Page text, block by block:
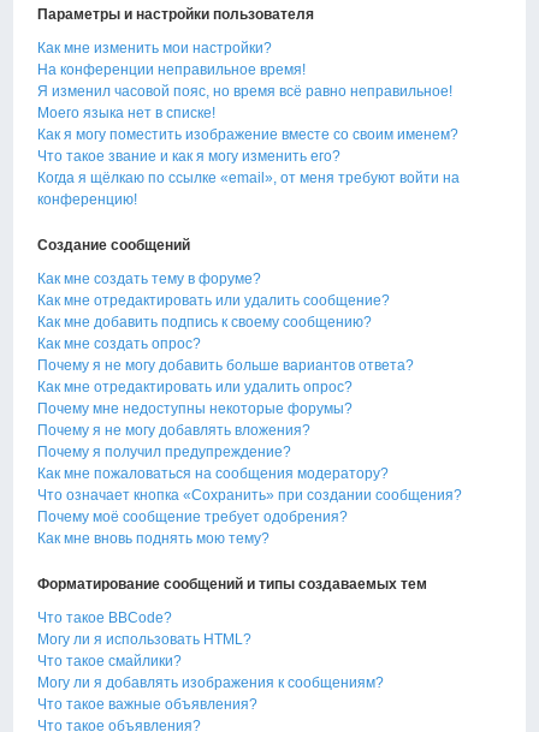
Параметры и настройки пользователя
Как мне изменить мои настройки?
На конференции неправильное время!
Я изменил часовой пояс, но время всё равно неправильное!
Моего языка нет в списке!
Как я могу поместить изображение вместе со своим именем?
Что такое звание и как я могу изменить его?
Когда я щёлкаю по ссылке «email», от меня требуют войти на
конференцию!
Создание сообщений
Как мне создать тему в форуме?
Как мне отредактировать или удалить сообщение?
Как мне добавить подпись к своему сообщению?
Как мне создать опрос?
Почему я не могу добавить больше вариантов ответа?
Как мне отредактировать или удалить опрос?
Почему мне недоступны некоторые форумы?
Почему я не могу добавлять вложения?
Почему я получил предупреждение?
Как мне пожаловаться на сообщения модератору?
Что означает кнопка «Сохранить» при создании сообщения?
Почему моё сообщение требует одобрения?
Как мне вновь поднять мою тему?
Форматирование сообщений и типы создаваемых тем
Что такое BBCode?
Могу ли я использовать HTML?
Что такое смайлики?
Могу ли я добавлять изображения к сообщениям?
Что такое важные объявления?
Что такое объявления?